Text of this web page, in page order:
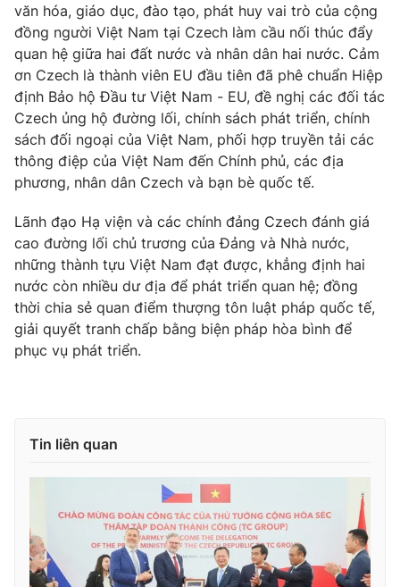
Video Shorts video
VTV Money VTV Thể thao
VTV Sức khoẻ Bất động sản
Thị trường 24h Tấm lòng Việt
VTV4 Vươn mình bằng AI
VTV9 VTV8
Liên hệ tòa soạn
THỜI BÁO VTV
Theo dõi báo trên
Cơ quan chủ quản:Đài Truyền hình Việt Nam
văn hóa, giáo dục, đào tạo, phát huy vai trò của cộng
đồng người Việt Nam tại Czech làm cầu nối thúc đẩy
quan hệ giữa hai đất nước và nhân dân hai nước. Cảm
ơn Czech là thành viên EU đầu tiên đã phê chuẩn Hiệp
định Bảo hộ Đầu tư Việt Nam - EU, đề nghị các đối tác
Czech ủng hộ đường lối, chính sách phát triển, chính
sách đối ngoại của Việt Nam, phối hợp truyền tải các
thông điệp của Việt Nam đến Chính phủ, các địa
phương, nhân dân Czech và bạn bè quốc tế.
Lãnh đạo Hạ viện và các chính đảng Czech đánh giá
cao đường lối chủ trương của Đảng và Nhà nước,
những thành tựu Việt Nam đạt được, khẳng định hai
nước còn nhiều dư địa để phát triển quan hệ; đồng
thời chia sẻ quan điểm thượng tôn luật pháp quốc tế,
giải quyết tranh chấp bằng biện pháp hòa bình để
phục vụ phát triển.
Tin liên quan